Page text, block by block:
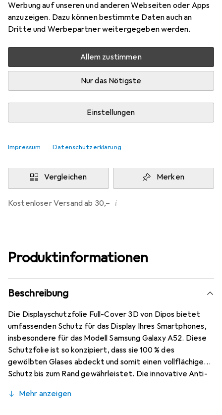
Werbung auf unseren und anderen Webseiten oder Apps
anzuzeigen. Dazu können bestimmte Daten auch an
Dritte und Werbepartner weitergegeben werden.
Allem zustimmen
Nur das Nötigste
Einstellungen
Impressum Datenschutzerklärung
2
Bewertungen Marke
Mehr von Dipos
Mehr als 10 Stück an Lager beim Drittanbieter
Lieferort angeben für genaue Lieferzeit
EcultorDE
In den Warenkorb
Vergleichen Merken
Kostenloser Versand ab 30,– i
Produktinformationen
Beschreibung
Die Displayschutzfolie Full-Cover 3D von Dipos bietet
umfassenden Schutz für das Display Ihres Smartphones,
insbesondere für das Modell Samsung Galaxy A52. Diese
Schutzfolie ist so konzipiert, dass sie 100 % des
gewölbten Glases abdeckt und somit einen vollflächigen
Schutz bis zum Rand gewährleistet. Die innovative Anti-
Bruchs erheblich und sorgt dafür, dass Ihr Gerät auch bei
Mehr anzeigen